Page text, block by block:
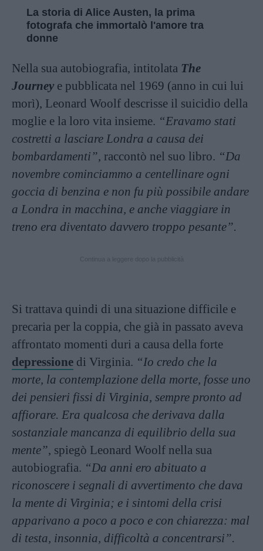
La storia di Alice Austen, la prima
fotografa che immortalò l'amore tra
donne
Nella sua autobiografia, intitolata The
Journey e pubblicata nel 1969 (anno in cui lui
morì), Leonard Woolf descrisse il suicidio della
moglie e la loro vita insieme. “Eravamo stati
costretti a lasciare Londra a causa dei
bombardamenti”, raccontò nel suo libro. “Da
novembre cominciammo a centellinare ogni
goccia di benzina e non fu più possibile andare
a Londra in macchina, e anche viaggiare in
treno era diventato davvero troppo pesante”.
Si trattava quindi di una situazione difficile e
precaria per la coppia, che già in passato aveva
affrontato momenti duri a causa della forte
depressione di Virginia. “Io credo che la
morte, la contemplazione della morte, fosse uno
dei pensieri fissi di Virginia, sempre pronto ad
affiorare. Era qualcosa che derivava dalla
sostanziale mancanza di equilibrio della sua
mente”, spiegò Leonard Woolf nella sua
autobiografia. “Da anni ero abituato a
riconoscere i segnali di avvertimento che dava
la mente di Virginia; e i sintomi della crisi
apparivano a poco a poco e con chiarezza: mal
di testa, insonnia, difficoltà a concentrarsi”.